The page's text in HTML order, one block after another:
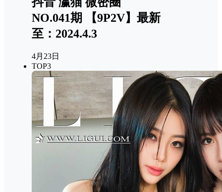
NO.041期 【9P2V】最新
至：2024.4.3
4月23日
TOP3